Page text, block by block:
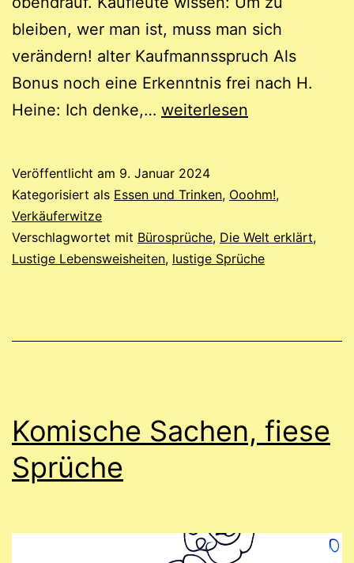
bleiben, wer man ist, muss man sich
verändern! alter Kaufmannsspruch Als
Bonus noch eine Erkenntnis frei nach H.
Heine: Ich denke,… Kaufmannsspruch
weiterlesen
Veröffentlicht am 9. Januar 2024
Kategorisiert als Essen und Trinken, Ooohm!,
Verkäuferwitze
Verschlagwortet mit Bürosprüche, Die Welt erklärt,
Lustige Lebensweisheiten, lustige Sprüche
Komische Sachen, fiese
Sprüche